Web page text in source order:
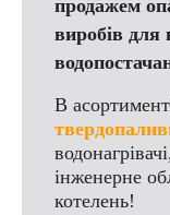
продажем
виробів для
В
інженерне
котелень!